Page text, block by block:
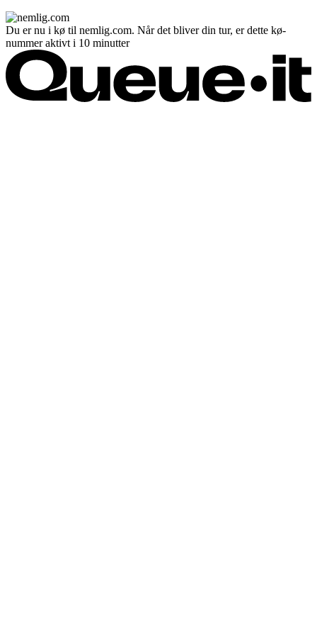
Du er nu i kø til nemlig.com. Når det bliver din tur, er dette kø-
nummer aktivt i 10 minutter